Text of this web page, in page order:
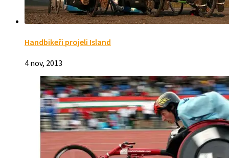
Handbikeři projeli Island
4 nov, 2013